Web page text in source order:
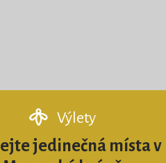
Výlety
jedinečná místa v